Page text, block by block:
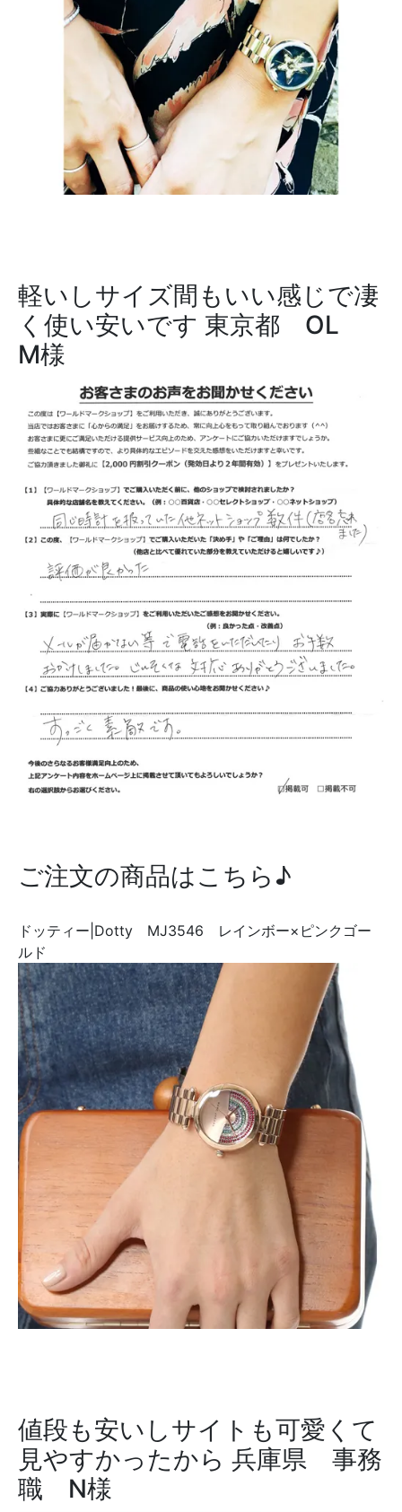
軽いしサイズ間もいい感じで凄
く使い安いです 東京都 OL
M様
ご注文の商品はこちら♪
ドッティー|Dotty MJ3546 レインボー×ピンクゴー
ルド
値段も安いしサイトも可愛くて
見やすかったから 兵庫県 事務
職 N様